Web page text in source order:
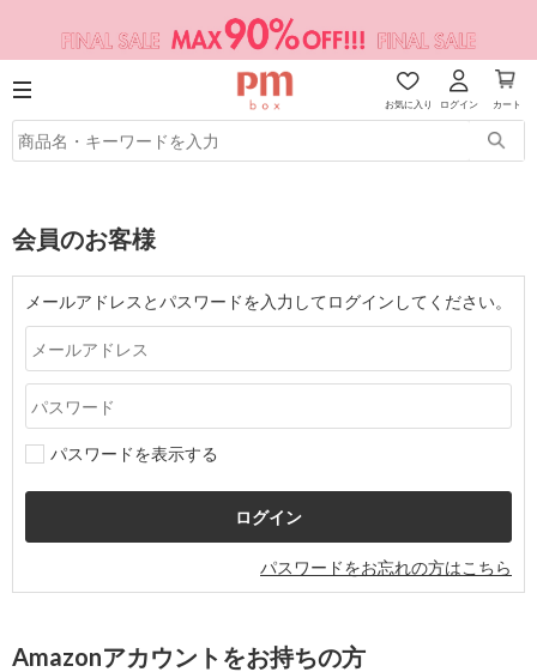
お気に入り ログイン カート
会員のお客様
メールアドレスとパスワードを入力してログインしてください。
パスワードを表示する
パスワードをお忘れの方はこちら
Amazonアカウントをお持ちの方